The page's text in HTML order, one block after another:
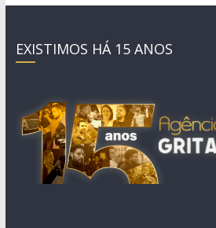
EXISTIMOS HÁ 15 ANOS